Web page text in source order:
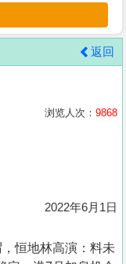
返回
浏览人次： 9868
2022年6月1日
，恒地林高演：料未